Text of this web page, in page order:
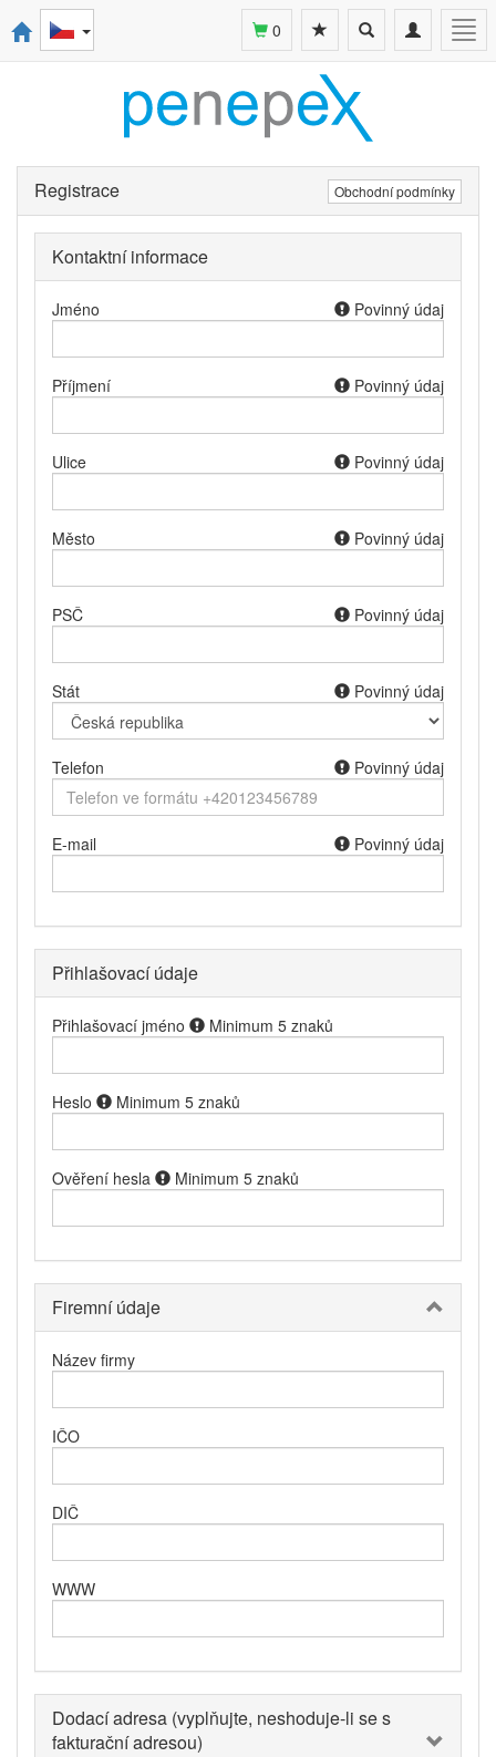
Toggle
navigation
Toggle
search
0
Registrace Obchodní podmínky
Kontaktní informace
Jméno Povinný údaj
Příjmení Povinný údaj
Ulice Povinný údaj
Město Povinný údaj
PSČ Povinný údaj
Stát Povinný údaj
Telefon Povinný údaj
E-mail Povinný údaj
Přihlašovací údaje
Přihlašovací jméno Minimum 5 znaků
Heslo Minimum 5 znaků
Ověření hesla Minimum 5 znaků
Firemní údaje
Název firmy
IČO
DIČ
WWW
Dodací adresa (vyplňujte, neshoduje-li se s
fakturační adresou)